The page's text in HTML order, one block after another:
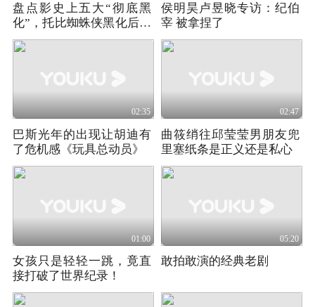
盘点影史上五大“彻底黑
化”，托比蜘蛛侠黑化后反
而像常人
侯明昊卢昱晓专访：纪伯
宰 被拿捏了
02:35
巴斯光年的出现让胡迪有
了危机感《玩具总动员》
02:47
曲筱绡往邱莹莹男朋友兜
里塞纸条是正义还是私心
01:00
女孩只是轻轻一跳，竟直
接打破了世界纪录！
05:20
敢拍敢演的经典老剧